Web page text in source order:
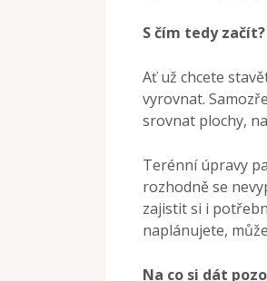
S čím tedy začít?
Ať už chcete
vyrovnat.
srovnat plochy,
Terénní úpravy
rozhodně se
zajistit si i
naplánujete,
Na co si dát